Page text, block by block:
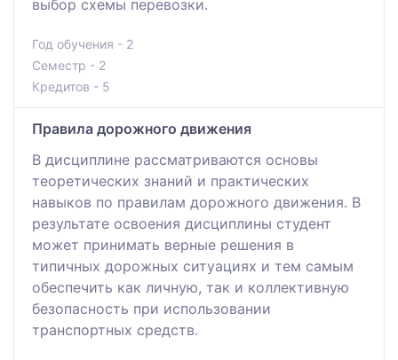
выбор схемы перевозки.
Год обучения - 2
Семестр - 2
Кредитов - 5
Правила дорожного движения
В дисциплине рассматриваются основы
теоретических знаний и практических
навыков по правилам дорожного движения. В
результате освоения дисциплины студент
может принимать верные решения в
типичных дорожных ситуациях и тем самым
обеспечить как личную, так и коллективную
безопасность при использовании
транспортных средств.